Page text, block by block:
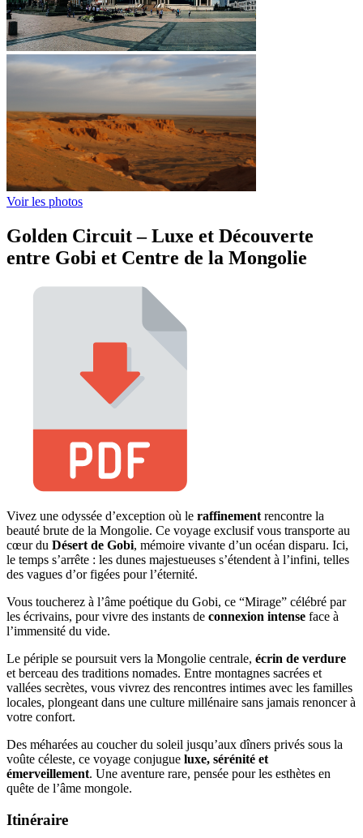
Voir les photos
Golden Circuit – Luxe et Découverte
entre Gobi et Centre de la Mongolie
Vivez une odyssée d’exception où le raffinement rencontre la
beauté brute de la Mongolie. Ce voyage exclusif vous transporte au
cœur du Désert de Gobi, mémoire vivante d’un océan disparu. Ici,
le temps s’arrête : les dunes majestueuses s’étendent à l’infini, telles
des vagues d’or figées pour l’éternité.
Vous toucherez à l’âme poétique du Gobi, ce “Mirage” célébré par
les écrivains, pour vivre des instants de connexion intense face à
l’immensité du vide.
Le périple se poursuit vers la Mongolie centrale, écrin de verdure
et berceau des traditions nomades. Entre montagnes sacrées et
vallées secrètes, vous vivrez des rencontres intimes avec les familles
locales, plongeant dans une culture millénaire sans jamais renoncer à
votre confort.
Des méharées au coucher du soleil jusqu’aux dîners privés sous la
voûte céleste, ce voyage conjugue luxe, sérénité et
émerveillement. Une aventure rare, pensée pour les esthètes en
quête de l’âme mongole.
Itinéraire